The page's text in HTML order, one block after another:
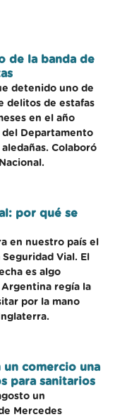
de la banda de
detenido uno de
delitos de estafas
en el año
del Departamento
Colaboró
por qué se
en nuestro país el
Vial. El
es algo
Argentina regía la
por la mano
comercio una
para sanitarios
un
Mercedes